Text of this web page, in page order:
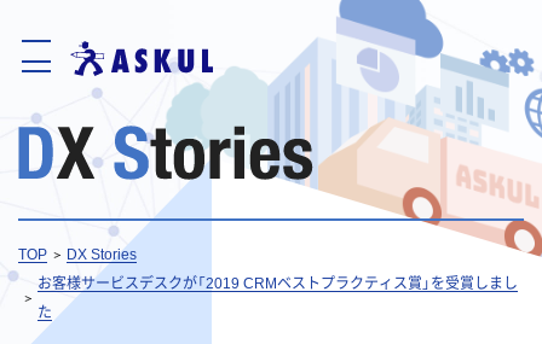
TOP
DX Stories
お客様サービスデスクが「2019 CRMベストプラクティス賞」を受賞しまし
た